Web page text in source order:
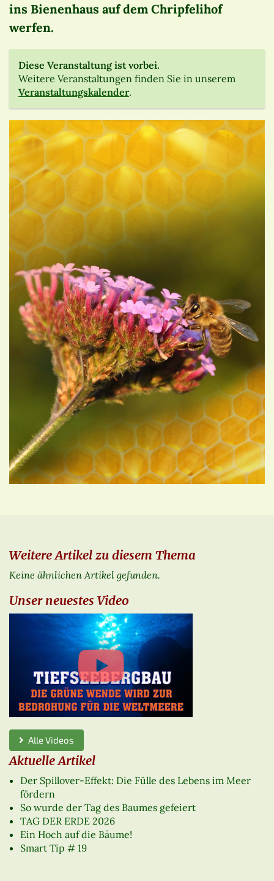
ins Bienenhaus auf dem Chripfelihof
werfen.
Diese Veranstaltung ist vorbei.
Weitere Veranstaltungen finden Sie in unserem
Veranstaltungskalender.
Weitere Artikel zu diesem Thema
Keine ähnlichen Artikel gefunden.
Unser neuestes Video
Alle Videos
Aktuelle Artikel
Der Spillover-Effekt: Die Fülle des Lebens im Meer
fördern
So wurde der Tag des Baumes gefeiert
TAG DER ERDE 2026
Ein Hoch auf die Bäume!
Smart Tip # 19